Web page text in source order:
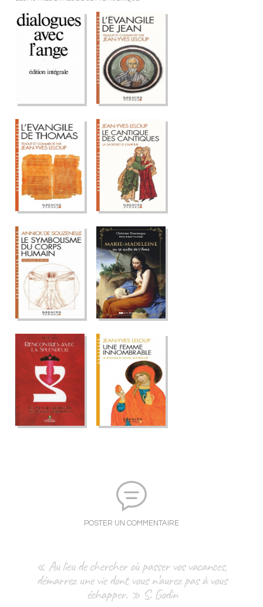
POSTER UN COMMENTAIRE
« Au lieu de chercher où passer vos vacances,
démarrez une vie dont vous n’aurez pas à vous
échapper. » S. Godin